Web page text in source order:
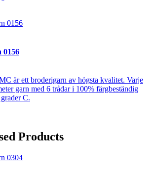
0156
är ett broderigarn av högsta kvalitet. Varje
garn med 6 trådar i 100% färgbeständig
C.
Products